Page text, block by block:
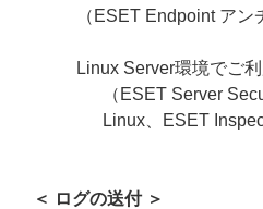
（ESET Endpoint アン
Linux Server環境でご
（ESET Server
Linux、ESET
＜ ログの送付 ＞